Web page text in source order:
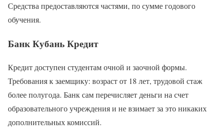
Средства предоставляются частями, по сумме годового
обучения.
Банк Кубань Кредит
Кредит доступен студентам очной и заочной формы.
Требования к заемщику: возраст от 18 лет, трудовой стаж
более полугода. Банк сам перечисляет деньги на счет
образовательного учреждения и не взимает за это никаких
дополнительных комиссий.